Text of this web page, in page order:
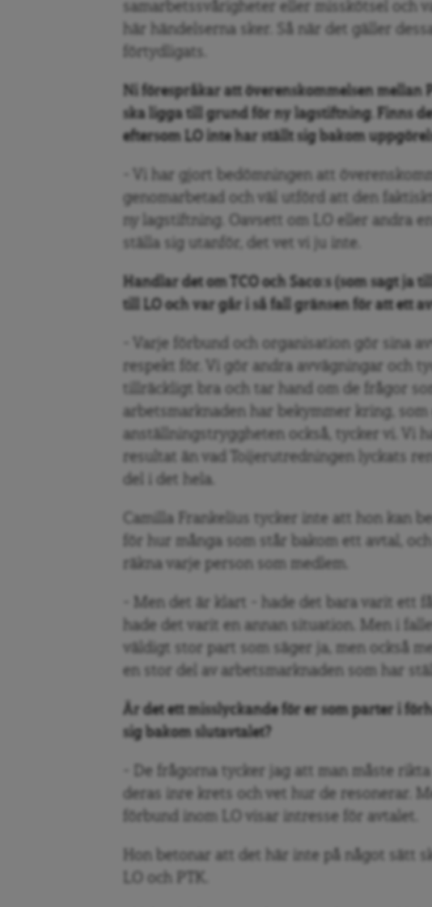
samarbetssvårigheter eller misskötsel och
här händelserna sker. Så när det gäller
förtydligats.
Ni förespråkar att överenskommelsen mellan
ska ligga till grund för ny lagstiftning. Finns
eftersom LO inte har ställt sig bakom
– Vi har gjort bedömningen att
genomarbetad och väl utförd att den
ny lagstiftning. Oavsett om LO eller andra
ställa sig utanför, det vet vi ju inte.
Handlar det om TCO och Saco:s (som sagt ja
till LO och var går i så fall gränsen för att ett
– Varje förbund och organisation gör sina
respekt för. Vi gör andra avvägningar och
tillräckligt bra och tar hand om de frågor
arbetsmarknaden har bekymmer kring, som
anställningstryggheten också, tycker vi. Vi
resultat än vad Toijerutredningen lyckats
del i det hela.
Camilla Frankelius tycker inte att hon kan
för hur många som står bakom ett avtal,
räkna varje person som medlem.
– Men det är klart – hade det bara varit ett
hade det varit en annan situation. Men i
väldigt stor part som säger ja, men också
en stor del av arbetsmarknaden som har
Är det ett misslyckande för er som parter i
sig bakom slutavtalet?
– De frågorna tycker jag att man måste
deras inre krets och vet hur de resonerar.
förbund inom LO visar intresse för avtalet.
Hon betonar att det här inte på något sätt
LO och PTK.